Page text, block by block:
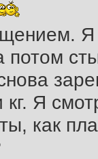
потом
Я
как